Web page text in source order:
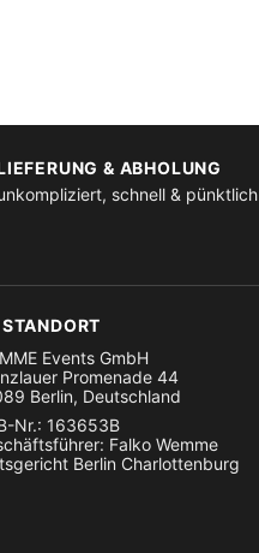
& ABHOLUNG
schnell & pünktlich
Events GmbH
Promenade 44
Berlin, Deutschland
Nr.: 163653B
Falko Wemme
Berlin Charlottenburg